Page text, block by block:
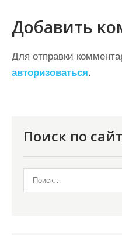
ц
я
п
Добавить
Для отправки
авторизоваться.
Поиск по